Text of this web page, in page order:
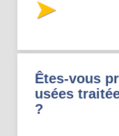
Êtes-vous
usées
?